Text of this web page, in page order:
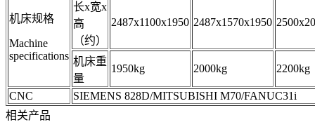
机床规格
Machine
specifications
长x宽x
高
（约）
2487x1100x1950 2487x1570x1950
机床重
量
1950kg 2000kg 2200kg
CNC
SIEMENS 828D/MITSUBISHI M70/FANUC31i
相关产品